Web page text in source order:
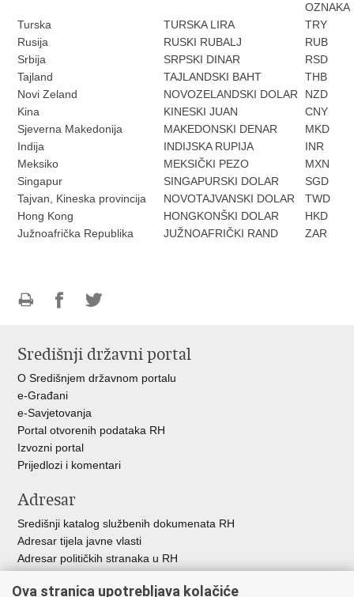
OZNAKA
Turska
TURSKA LIRA
TRY
Rusija
RUSKI RUBALJ
RUB
Srbija
SRPSKI DINAR
RSD
Tajland
TAJLANDSKI BAHT
THB
Novi Zeland
NOVOZELANDSKI DOLAR
NZD
Kina
KINESKI JUAN
CNY
Sjeverna Makedonija
MAKEDONSKI DENAR
MKD
Indija
INDIJSKA RUPIJA
INR
Meksiko
MEKSIČKI PEZO
MXN
Singapur
SINGAPURSKI DOLAR
SGD
Tajvan, Kineska provincija
NOVOTAJVANSKI DOLAR
TWD
Hong Kong
HONGKONŠKI DOLAR
HKD
Južnoafrička Republika
JUŽNOAFRIČKI RAND ZAR
FacebookuTwitteru
Središnji državni portal
O Središnjem državnom portalu
e-Građani
e-Savjetovanja
Portal otvorenih podataka RH
Izvozni portal
Prijedlozi i komentari
Adresar
Središnji katalog službenih dokumenata RH
Adresar tijela javne vlasti
Adresar političkih stranaka u RH
Besplatni telefoni javne uprave
Ova stranica upotrebljava kolačiće